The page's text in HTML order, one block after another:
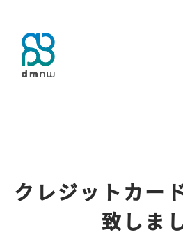
クレジットカー
致しま